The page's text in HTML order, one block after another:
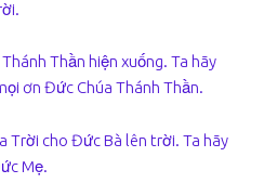
Thần hiện xuống. Ta hãy
ơn Đức Chúa Thánh Thần.
Trời cho Đức Bà lên trời. Ta hãy
Mẹ.